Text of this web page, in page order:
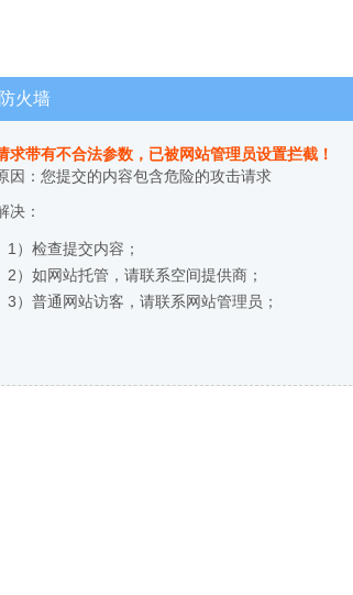
火墙
求带有不合法参数，已被网站管理员设置拦截！
因：您提交的内容包含危险的攻击请求
决：
1）检查提交内容；
2）如网站托管，请联系空间提供商；
3）普通网站访客，请联系网站管理员；